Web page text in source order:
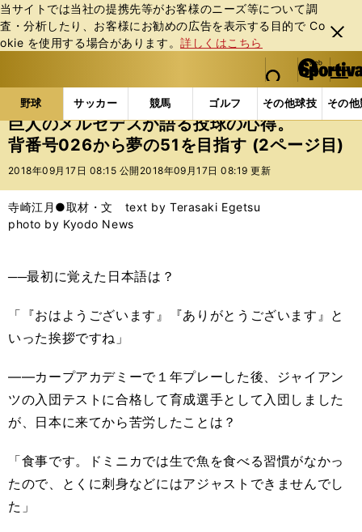
当サイトでは当社の提携先等がお客様のニーズ等について調
査・分析したり、お客様にお勧めの広告を表⽰する⽬的で Co
okie を使⽤する場合があります。詳しくはこちら
閉じ
る
web Sportiva (webスポルティーバ)
検索
マイペ
ー
ジ
メニュ
野球 サッカー 競馬 ゴルフ その他球技 その
b
ス
ポ
ル
バ
野球の記事一覧 プロ野球 巨人のメルセデスが語る
巨人のメルセデスが語る投球の心得。
背番号026から夢の51を目指す (2ページ目)
2018年09月17日 08:15 公開 2018年09月17日 08:19 更新
寺崎江月●取材・文 text by Terasaki Egetsu
photo by Kyodo News
──最初に覚えた日本語は？
「『おはようございます』『ありがとうございます』と
いった挨拶ですね」
――カープアカデミーで１年プレーした後、ジャイアン
ツの入団テストに合格して育成選手として入団しました
が、日本に来てから苦労したことは？
「食事です。ドミニカでは生で魚を食べる習慣がなかっ
たので、とくに刺身などにはアジャストできませんでし
た」